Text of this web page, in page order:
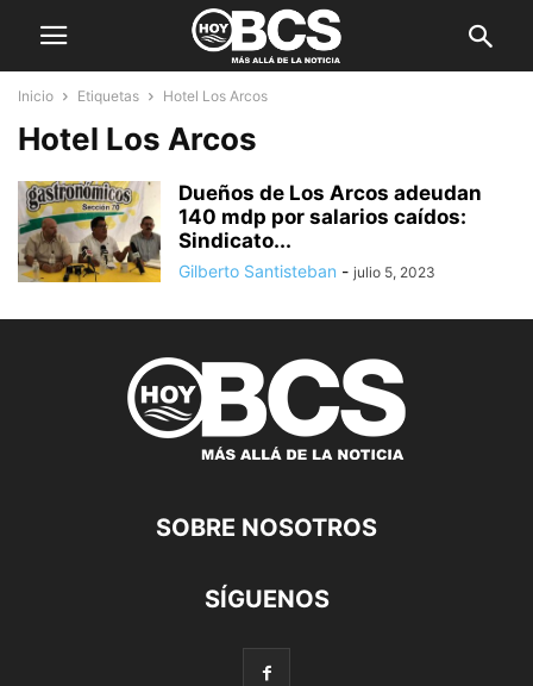
Inicio Etiquetas Hotel Los Arcos
Hotel Los Arcos
Dueños de Los Arcos adeudan
140 mdp por salarios caídos:
Sindicato...
Gilberto Santisteban - julio 5, 2023
SOBRE NOSOTROS
SÍGUENOS